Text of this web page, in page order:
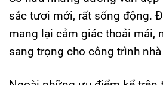
sắc tươi mới, rất sống động.
mang lại cảm giác thoải mái,
sang trọng cho công trình